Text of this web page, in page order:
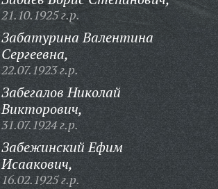
21.10.1925 г.р.
Забатурина Валентина
Сергеевна,
22.07.1923 г.р.
Забегалов Николай
Викторович,
31.07.1924 г.р.
Забежинский Ефим
Исаакович,
16.02.1925 г.р.